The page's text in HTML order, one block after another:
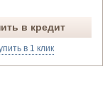
в кредит
в 1 клик